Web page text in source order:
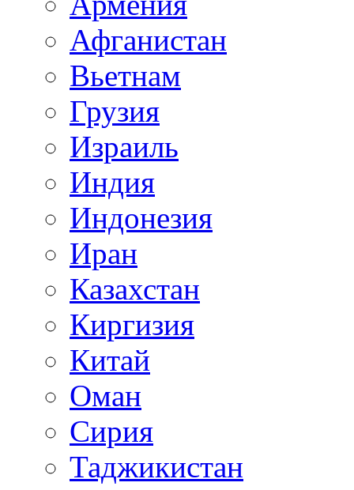
Афганистан
Вьетнам
Грузия
Израиль
Индия
Индонезия
Иран
Казахстан
Киргизия
Китай
Оман
Сирия
Таджикистан